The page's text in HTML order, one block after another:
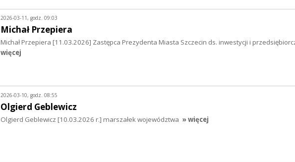
2026-03-11, godz. 09:03
Michał Przepiera
Michał Przepiera [11.03.2026] Zastępca Prezydenta Miasta Szczecin ds. inwestycji i
więcej
2026-03-10, godz. 08:55
Olgierd Geblewicz
Olgierd Geblewicz [10.03.2026 r.] marszałek województwa » więcej